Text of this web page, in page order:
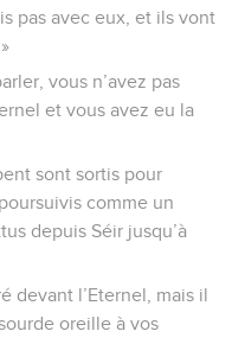
pas avec eux, et ils vont
vous n’avez pas
et vous avez eu la
sont sortis pour
comme un
depuis Séir jusqu’à
devant l’Eternel, mais il
oreille à vos